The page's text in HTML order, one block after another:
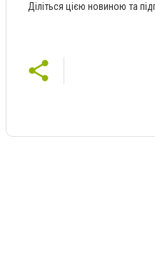
Діліться цією новиною та